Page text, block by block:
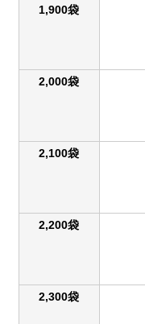
1,900袋
2,000袋
2,100袋
2,200袋
2,300袋